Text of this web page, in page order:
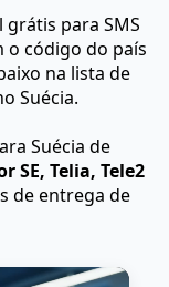
para SMS
o código do país
na lista de
Suécia.
Suécia de
SE, Telia, Tele2
de entrega de